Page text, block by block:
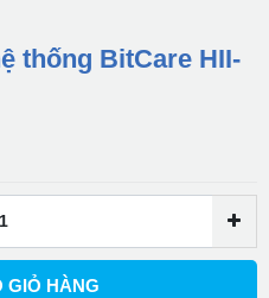
thống BitCare HII-
GIỎ HÀNG